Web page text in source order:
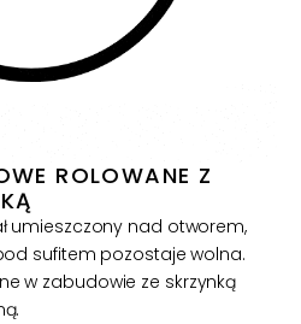
ROLOWANE Z
umieszczony nad otworem,
sufitem pozostaje wolna.
w zabudowie ze skrzynką